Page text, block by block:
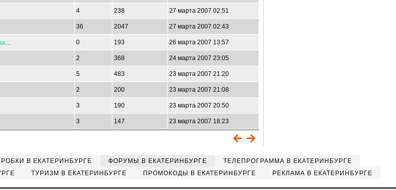
4 238 27 марта 2007 02:51
36 2047 27 марта 2007 02:43
0 193 26 марта 2007 13:57
2 368 24 марта 2007 23:05
5 483 23 марта 2007 21:20
2 200 23 марта 2007 21:08
3 190 23 марта 2007 20:50
3 147 23 марта 2007 18:23
В ЕКАТЕРИНБУРГЕ ФОРУМЫ В ЕКАТЕРИНБУРГЕ
ТЕЛЕПРОГРАММА В ЕКАТЕРИНБУРГЕ
ТУРИЗМ В ЕКАТЕРИНБУРГЕ ПРОМОКОДЫ В ЕКАТЕРИНБУРГЕ РЕКЛАМА В ЕКАТЕРИНБУРГЕ